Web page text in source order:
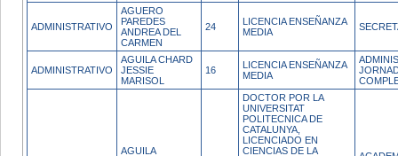
ADMINISTRATIVO
AGUERO
PAREDES
ANDREA DEL
CARMEN
24
LICENCIA ENSEÑANZA
MEDIA
ADMINISTRATIVO
AGUILA CHARD
JESSIE
MARISOL
16
LICENCIA ENSEÑANZA
MEDIA
AGUILA
DOCTOR POR LA
UNIVERSITAT
POLITECNICA DE
CATALUNYA,
LICENCIADO EN
CIENCIAS DE LA